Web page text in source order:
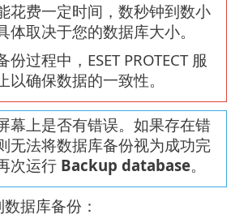
花费一定时间，数秒钟到数小
体取决于您的数据库大小。
份过程中，ESET PROTECT 服
以确保数据的一致性。
幕上是否有错误。如果存在错
无法将数据库备份视为成功完
次运行 Backup database。
据库备份：